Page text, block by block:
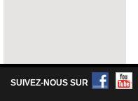
SUIVEZ-NOUS SUR